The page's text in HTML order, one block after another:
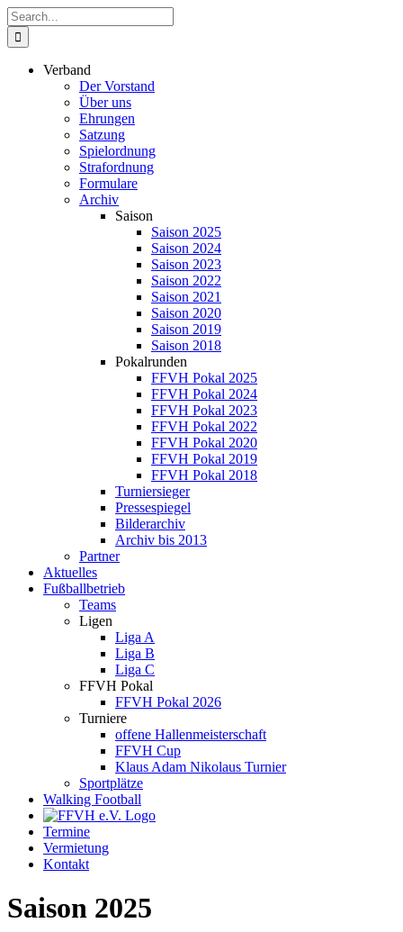
Zum
Inhalt
springen
Suche
nach:
Verband
Der Vorstand
Über uns
Ehrungen
Satzung
Spielordnung
Strafordnung
Formulare
Archiv
Saison
Saison 2025
Saison 2024
Saison 2023
Saison 2022
Saison 2021
Saison 2020
Saison 2019
Saison 2018
Pokalrunden
FFVH Pokal 2025
FFVH Pokal 2024
FFVH Pokal 2023
FFVH Pokal 2022
FFVH Pokal 2020
FFVH Pokal 2019
FFVH Pokal 2018
Turniersieger
Pressespiegel
Bilderarchiv
Archiv bis 2013
Partner
Aktuelles
Fußballbetrieb
Teams
Ligen
Liga A
Liga B
Liga C
FFVH Pokal
FFVH Pokal 2026
Turniere
offene Hallenmeisterschaft
FFVH Cup
Klaus Adam Nikolaus Turnier
Sportplätze
Walking Football
Termine
Vermietung
Kontakt
Saison 2025